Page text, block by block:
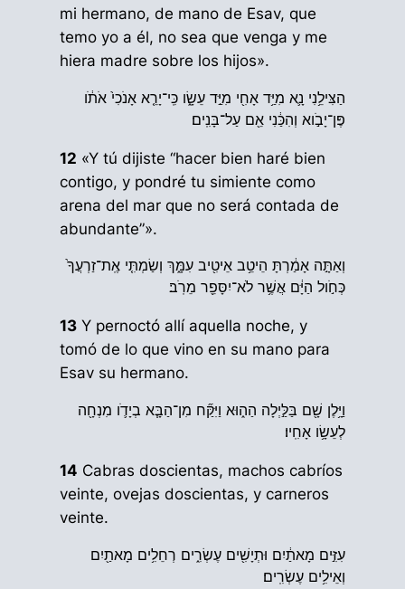
mi hermano, de mano de Esav, que
temo yo a él, no sea que venga y me
hiera madre sobre los hijos».
הַצִּילֵ֥נִי נָ֛א מִיַּ֥ד אָחִ֖י מִיַּ֣ד עֵשָׂ֑ו כִּֽי־יָרֵ֤א אָנֹכִי֙ אֹתֹ֔ו
פֶּן־יָבֹ֣וא וְהִכַּ֔נִי אֵ֖ם עַל־בָּנִֽים׃
12 «Y tú dijiste “hacer bien haré bien
contigo, y pondré tu simiente como
arena del mar que no será contada de
abundante”».
וְאַתָּ֣ה אָמַ֔רְתָּ הֵיטֵ֥ב אֵיטִ֖יב עִמָּ֑ךְ וְשַׂמְתִּ֤י אֶֽת־זַרְעֲךָ֙
כְּחֹ֣ול הַיָּ֔ם אֲשֶׁ֥ר לֹא־יִסָּפֵ֖ר מֵרֹֽב׃
13 Y pernoctó allí aquella noche, y
tomó de lo que vino en su mano para
Esav su hermano.
וַיָּ֥לֶן שָׁ֖ם בַּלַּ֣יְלָה הַה֑וּא וַיִּקַּ֞ח מִן־הַבָּ֧א בְיָדֹ֛ו מִנְחָ֖ה
לְעֵשָׂ֥ו אָחִֽיו׃
14 Cabras doscientas, machos cabríos
veinte, ovejas doscientas, y carneros
veinte.
עִזִּ֣ים מָאתַ֔יִם וּתְיָשִׁ֖ים עֶשְׂרִ֑ים רְחֵלִ֥ים מָאתַ֖יִם
וְאֵילִ֥ים עֶשְׂרִֽים׃